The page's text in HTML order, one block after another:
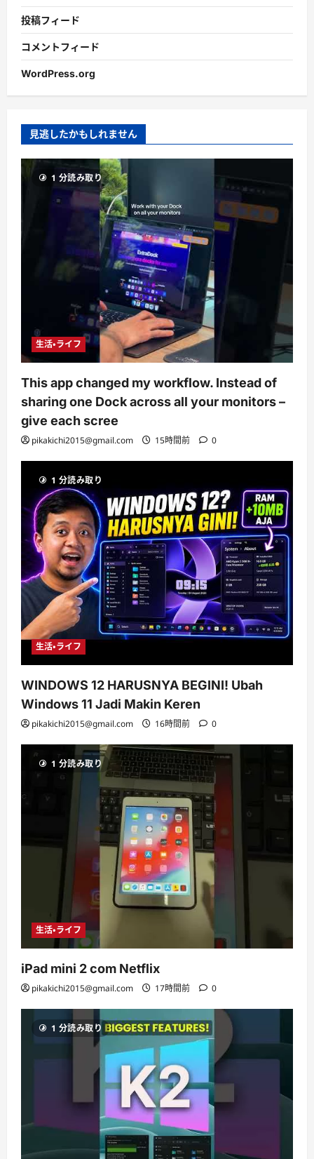
投稿フィード
コメントフィード
WordPress.org
見逃したかもしれません
1 分読み取り
生活・ライフ
This app changed my workflow. Instead of
sharing one Dock across all your monitors –
give each scree
pikakichi2015@gmail.com 15時間前 0
1 分読み取り
生活・ライフ
WINDOWS 12 HARUSNYA BEGINI! Ubah
Windows 11 Jadi Makin Keren
pikakichi2015@gmail.com 16時間前 0
1 分読み取り
生活・ライフ
iPad mini 2 com Netflix
pikakichi2015@gmail.com 17時間前 0
1 分読み取り